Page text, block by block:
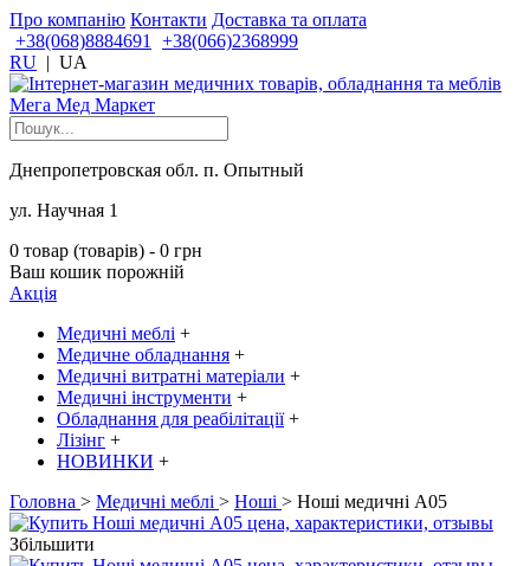
Про компанію Контакти Доставка та оплата
+38(068)8884691
+38(066)2368999
RU | UA
Днепропетровская обл. п. Опытный
ул. Научная 1
0 товар (товарів) - 0 грн
Ваш кошик порожній
Акція
Медичні меблі +
Медичне обладнання +
Медичні витратні матеріали +
Медичні інструменти +
Обладнання для реабілітації +
Лізінг +
НОВИНКИ +
Головна > Медичні меблі > Ноші > Ноші медичні A05
Збільшити